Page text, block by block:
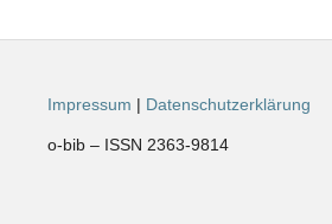
Impressum | Datenschutzerklärung
o-bib – ISSN 2363-9814